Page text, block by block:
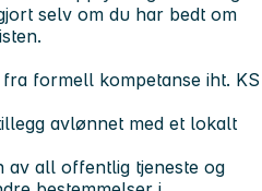
selv om du har bedt om
formell kompetanse iht. KS
avlønnet med et lokalt
av all offentlig tjeneste og